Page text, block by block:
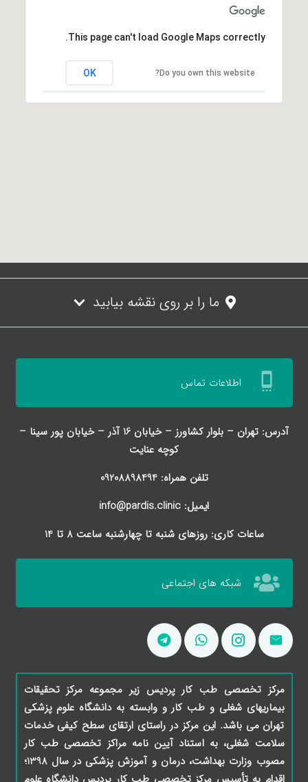
This page can't load Google Maps correctly.
Do you own this website?
OK
ما را بر روی نقشه بیابید
settings_cell اطلاعات تماس
آدرس: تهران – بلوار کشاورز – خیابان 16 آذر – خیابان پور سینا –
کوچه عنایت
تلفن همراه: 09208898494
ایمیل: info@pardis.clinic
ساعات کاری: روزهای شنبه تا چهارشنبه ساعت 8 تا 14
شبکه های اجتماعی
مرکز تخصصی طب کار پردیس زیر مجموعه مرکز تحقیقات
بیماریهای شغلی و طب کار و وابسته به دانشگاه علوم پزشکی
تهران می باشد. این مرکز در راستای ارتقای سطح کیفی خدمات
سلامت شغلی، به استناد آیین نامه مراکز تخصصی طب کار
مصوب وزارت بهداشت، درمان و آموزش پزشکی در سال 1398؛